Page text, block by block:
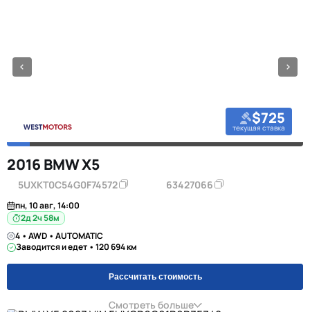
$725
текущая ставка
2016 BMW X5
5UXKT0C54G0F74572 63427066
пн, 10 авг, 14:00
2д 2ч 58м
4 • AWD • AUTOMATIC
Заводится и едет • 120 694 км
Рассчитать стоимость
Смотреть больше